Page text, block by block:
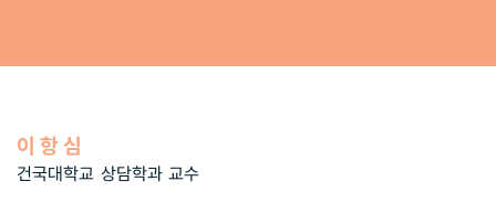
이항심
건국대학교 상담학과 교수